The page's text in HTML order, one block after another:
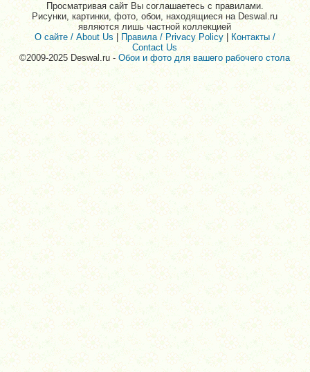
Просматривая сайт Вы соглашаетесь с правилами.
Рисунки, картинки, фото, обои, находящиеся на Deswal.ru
являются лишь частной коллекцией
О сайте / About Us|Правила / Privacy Policy| Контакты /
Contact Us
©2009-2025 Deswal.ru -Обои и фото для вашего рабочего стола